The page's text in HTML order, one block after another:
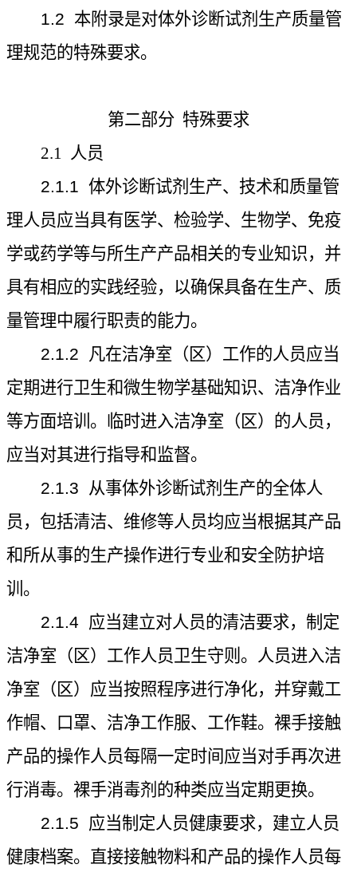
1.2 本附录是对体外诊断试剂生产质量管
理规范的特殊要求。
第二部分 特殊要求
2.1 人员
2.1.1 体外诊断试剂生产、技术和质量管
理人员应当具有医学、检验学、生物学、免疫
学或药学等与所生产产品相关的专业知识，并
具有相应的实践经验，以确保具备在生产、质
量管理中履行职责的能力。
2.1.2 凡在洁净室（区）工作的人员应当
定期进行卫生和微生物学基础知识、洁净作业
等方面培训。临时进入洁净室（区）的人员，
应当对其进行指导和监督。
2.1.3 从事体外诊断试剂生产的全体人
员，包括清洁、维修等人员均应当根据其产品
和所从事的生产操作进行专业和安全防护培
训。
2.1.4 应当建立对人员的清洁要求，制定
洁净室（区）工作人员卫生守则。人员进入洁
净室（区）应当按照程序进行净化，并穿戴工
作帽、口罩、洁净工作服、工作鞋。裸手接触
产品的操作人员每隔一定时间应当对手再次进
行消毒。裸手消毒剂的种类应当定期更换。
2.1.5 应当制定人员健康要求，建立人员
健康档案。直接接触物料和产品的操作人员每